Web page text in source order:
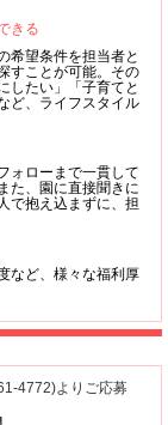
きる
希望条件を担当者と
すことが可能。その
したい」「子育てと
ど、ライフスタイル
ォローまで一貫して
た、園に直接聞きに
で抱え込まずに、担
など、様々な福利厚
4772)よりご応募